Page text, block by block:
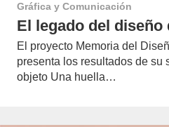
Gráfica y Comunicación
El legado del diseño
El proyecto Memoria del
presenta los resultados de su
objeto Una huella…